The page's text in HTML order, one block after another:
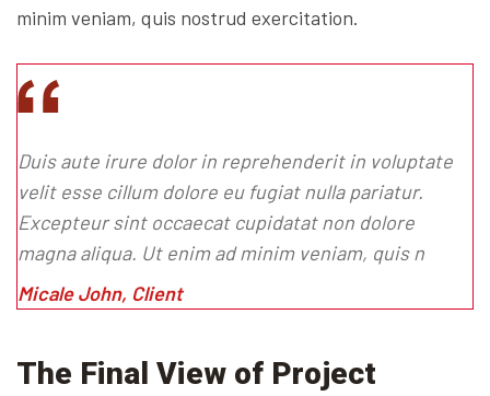
minim veniam, quis nostrud exercitation.
Duis aute irure dolor in reprehenderit in voluptate
velit esse cillum dolore eu fugiat nulla pariatur.
Excepteur sint occaecat cupidatat non dolore
magna aliqua. Ut enim ad minim veniam, quis n
Micale John, Client
The Final View of Project